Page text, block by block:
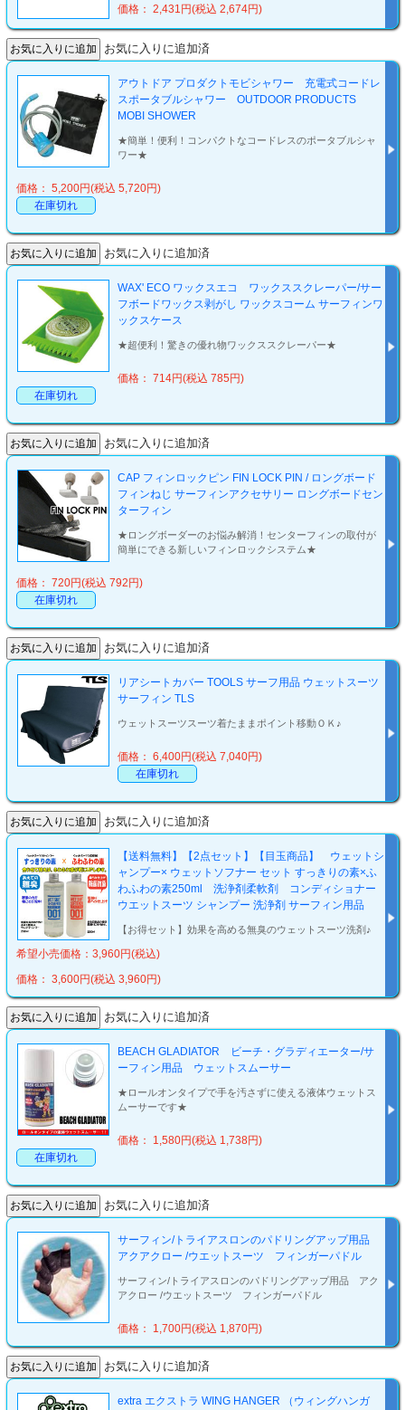
価格： 2,431円(税込 2,674円)
お気に入りに追加済
アウトドア プロダクトモビシャワー 充電式コードレ
スポータブルシャワー OUTDOOR PRODUCTS
MOBI SHOWER
★簡単！便利！コンパクトなコードレスのポータブルシャ
ワー★
価格： 5,200円(税込 5,720円)
在庫切れ
お気に入りに追加済
WAX' ECO ワックスエコ ワックススクレーパー/サー
フボードワックス剥がし ワックスコーム サーフィンワ
ックスケース
★超便利！驚きの優れ物ワックススクレーパー★
価格： 714円(税込 785円)
在庫切れ
お気に入りに追加済
CAP フィンロックピン FIN LOCK PIN / ロングボード
フィンねじ サーフィンアクセサリー ロングボードセン
ターフィン
★ロングボーダーのお悩み解消！センターフィンの取付が
簡単にできる新しいフィンロックシステム★
価格： 720円(税込 792円)
在庫切れ
お気に入りに追加済
リアシートカバー TOOLS サーフ用品 ウェットスーツ
サーフィン TLS
ウェットスーツスーツ着たままポイント移動ＯＫ♪
価格： 6,400円(税込 7,040円)
在庫切れ
お気に入りに追加済
【送料無料】【2点セット】【目玉商品】 ウェットシ
ャンプー× ウェットソフナー セット すっきりの素×ふ
わふわの素250ml 洗浄剤柔軟剤 コンディショナー
ウエットスーツ シャンプー 洗浄剤 サーフィン用品
【お得セット】効果を高める無臭のウェットスーツ洗剤♪
希望小売価格：3,960円(税込)
価格： 3,600円(税込 3,960円)
お気に入りに追加済
BEACH GLADIATOR ビーチ・グラディエーター/サ
ーフィン用品 ウェットスムーサー
★ロールオンタイプで手を汚さずに使える液体ウェットス
ムーサーです★
価格： 1,580円(税込 1,738円)
在庫切れ
お気に入りに追加済
サーフィン/トライアスロンのパドリングアップ用品
アクアクロー /ウエットスーツ フィンガーパドル
サーフィン/トライアスロンのパドリングアップ用品 アク
アクロー /ウエットスーツ フィンガーパドル
価格： 1,700円(税込 1,870円)
お気に入りに追加済
extra エクストラ WING HANGER （ウィングハンガ